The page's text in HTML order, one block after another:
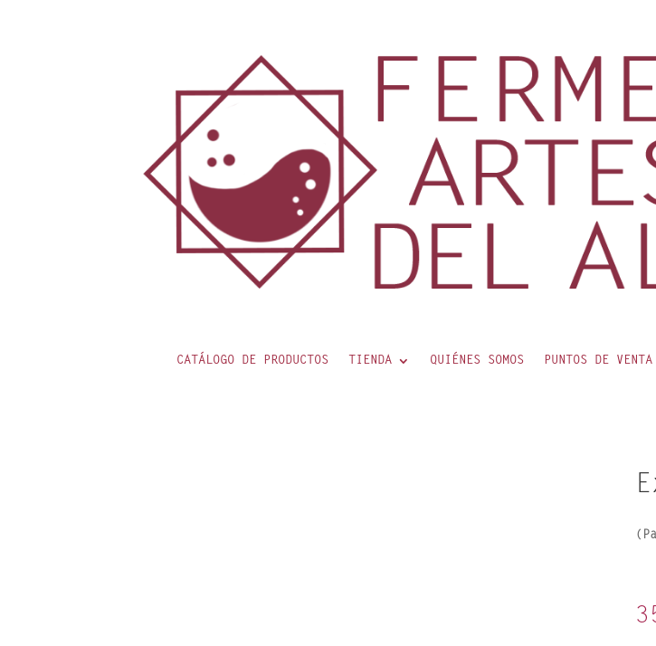
CATÁLOGO DE PRODUCTOS TIENDA QUIÉNES SOMOS PUNTOS DE VENTA